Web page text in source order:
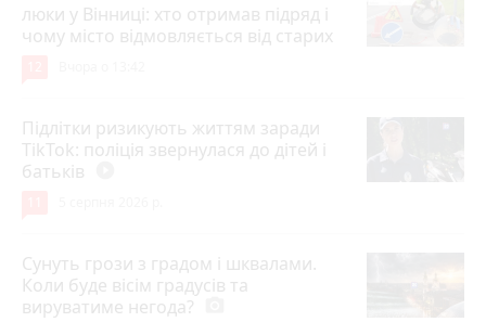
люки у Вінниці: хто отримав підряд і
чому місто відмовляється від старих
Підлітки ризикують життям заради
TikTok: поліція звернулася до дітей і
батьків
Сунуть грози з градом і шквалами.
Коли буде вісім градусів та
вируватиме негода?